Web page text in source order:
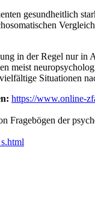
gesundheitlich
in der Regel nur in
meist
Situationen
https://www.online-
Fragebögen der